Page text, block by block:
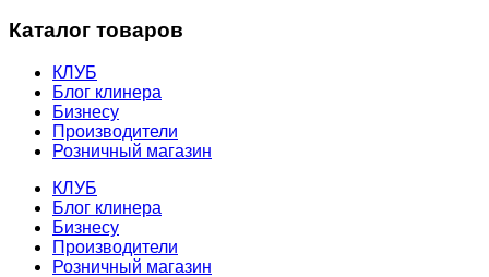
Каталог товаров
КЛУБ
Блог клинера
Бизнесу
Производители
Розничный магазин
КЛУБ
Блог клинера
Бизнесу
Производители
Розничный магазин